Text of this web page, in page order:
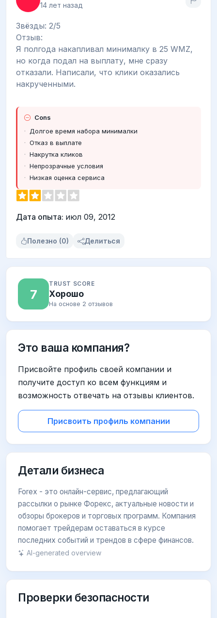
14 лет назад
Звёзды: 2/5
Отзыв:
Я полгода накапливал минималку в 25 WMZ,
но когда подал на выплату, мне сразу
отказали. Написали, что клики оказались
накрученными.
Cons
Долгое время набора минималки
Отказ в выплате
Накрутка кликов
Непрозрачные условия
Низкая оценка сервиса
Дата опыта: июл 09, 2012
Полезно (0) Делиться
7
TRUST SCORE
Хорошо
На основе 2 отзывов
Это ваша компания?
Присвойте профиль своей компании и
получите доступ ко всем функциям и
возможность отвечать на отзывы клиентов.
Присвоить профиль компании
Детали бизнеса
Forex - это онлайн-сервис, предлагающий
рассылки о рынке Форекс, актуальные новости и
обзоры брокеров и торговых программ. Компания
помогает трейдерам оставаться в курсе
последних событий и трендов в сфере финансов.
AI-generated overview
Проверки безопасности